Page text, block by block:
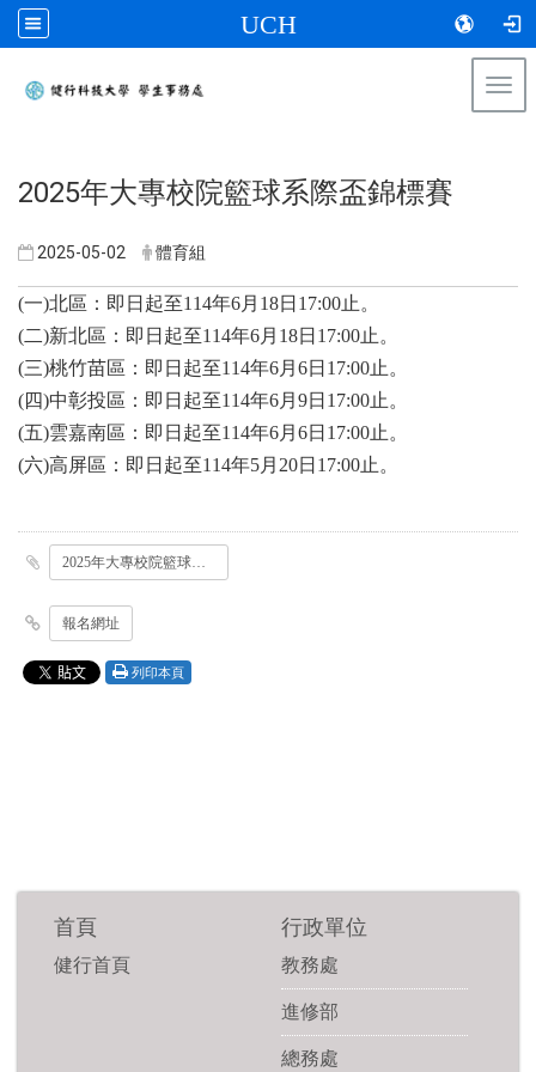
UCH
2025年大專校院籃球系際盃錦標賽
2025-05-02 體育組
(一)北區：即日起至114年6月18日17:00止。
(二)新北區：即日起至114年6月18日17:00止。
(三)桃竹苗區：即日起至114年6月6日17:00止。
(四)中彰投區：即日起至114年6月9日17:00止。
(五)雲嘉南區：即日起至114年6月6日17:00止。
(六)高屏區：即日起至114年5月20日17:00止。
2025年大專校院籃球系際盃錦標賽競賽規程.pdf
報名網址
列印本頁
首頁
健行首頁
行政單位
教務處
進修部
總務處